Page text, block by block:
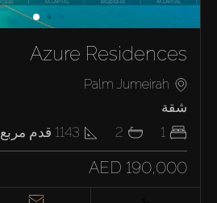
Azure Residences
Palm Jumeirah
شقة
1
2
1143 قدم مربع
AED 190,000